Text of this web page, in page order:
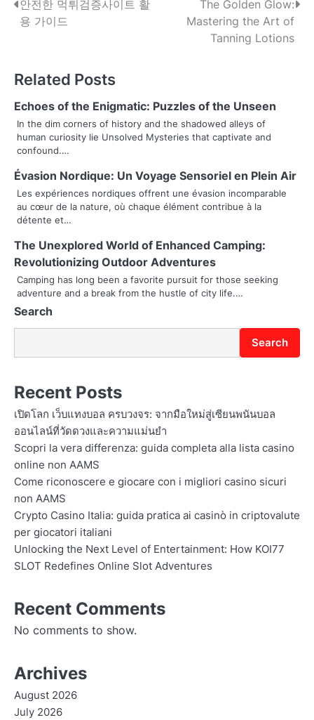
P
o
t
n
a
v
i
g
t
i
o
안전한 먹튀검증사이트 활
용 가이드
The Golden Glow:
Mastering the Art of
Tanning Lotions
Related Posts
Echoes of the Enigmatic: Puzzles of the Unseen
In the dim corners of history and the shadowed alleys of
human curiosity lie Unsolved Mysteries that captivate and
confound.…
Évasion Nordique: Un Voyage Sensoriel en Plein Air
Les expériences nordiques offrent une évasion incomparable
au cœur de la nature, où chaque élément contribue à la
détente et…
The Unexplored World of Enhanced Camping:
Revolutionizing Outdoor Adventures
Camping has long been a favorite pursuit for those seeking
adventure and a break from the hustle of city life.…
Search
Search
Recent Posts
เปิดโลก เว็บแทงบอล ครบวงจร: จากมือใหม่สู่เซียนพนันบอล
ออนไลน์ที่วัดดวงและความแม่นยำ
Scopri la vera differenza: guida completa alla lista casino
online non AAMS
Come riconoscere e giocare con i migliori casino sicuri
non AAMS
Crypto Casino Italia: guida pratica ai casinò in criptovalute
per giocatori italiani
Unlocking the Next Level of Entertainment: How KOI77
SLOT Redefines Online Slot Adventures
Recent Comments
No comments to show.
Archives
August 2026
July 2026